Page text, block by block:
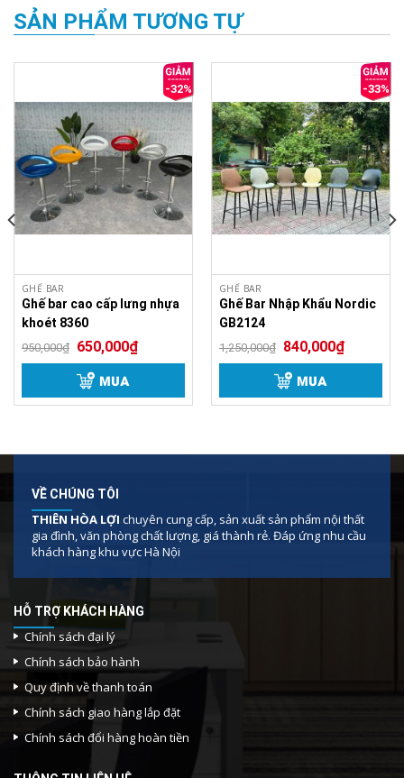
SẢN PHẨM TƯƠNG TỰ
-32%
GHẾ BAR
Ghế bar cao cấp lưng nhựa
khoét 8360
950,000₫ 650,000₫
MUA
-33%
GHẾ BAR
Ghế Bar Nhập Khẩu Nordic
GB2124
1,250,000₫ 840,000₫
MUA
VỀ CHÚNG TÔI
THIÊN HÒA LỢI chuyên cung cấp, sản xuất sản phẩm nội thất
gia đình, văn phòng chất lượng, giá thành rẻ. Đáp ứng nhu cầu
khách hàng khu vực Hà Nội
HỖ TRỢ KHÁCH HÀNG
Chính sách đại lý
Chính sách bảo hành
Quy định về thanh toán
Chính sách giao hàng lắp đặt
Chính sách đổi hàng hoàn tiền